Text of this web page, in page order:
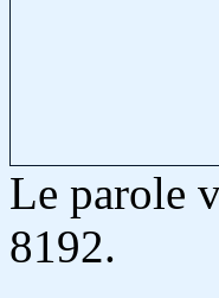
Le parole
8192.